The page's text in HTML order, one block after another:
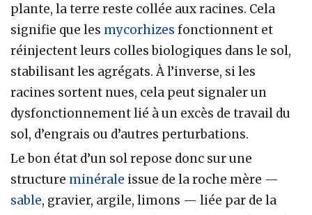
plante, la terre reste collée aux racines. Cela
signifie que les mycorhizes fonctionnent et
réinjectent leurs colles biologiques dans le sol,
stabilisant les agrégats. À l’inverse, si les
racines sortent nues, cela peut signaler un
dysfonctionnement lié à un excès de travail du
sol, d’engrais ou d’autres perturbations.
Le bon état d’un sol repose donc sur une
structure minérale issue de la roche mère —
sable, gravier, argile, limons — liée par de la